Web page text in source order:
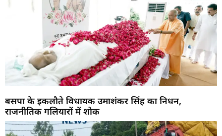
बसपा के इकलौते विधायक उमाशंकर सिंह का निधन,
राजनीतिक गलियारों में शोक